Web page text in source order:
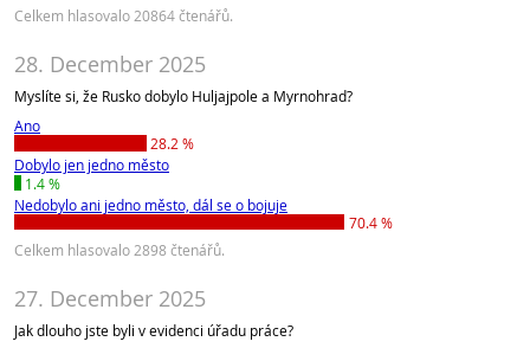
Celkem hlasovalo 20864 čtenářů.
28. December 2025
Myslíte si, že Rusko dobylo Huljajpole a Myrnohrad?
Ano
28.2 %
Dobylo jen jedno město
1.4 %
Nedobylo ani jedno město, dál se o bojuje
70.4 %
Celkem hlasovalo 2898 čtenářů.
27. December 2025
Jak dlouho jste byli v evidenci úřadu práce?